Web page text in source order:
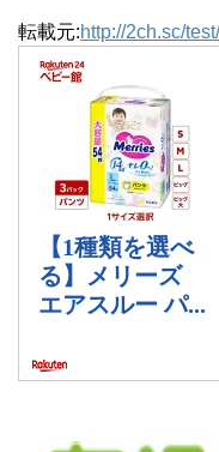
転載元:http://2ch.sc/